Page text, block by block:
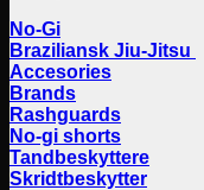
No-Gi
Braziliansk Jiu-Jitsu
Accesories
Brands
Rashguards
No-gi shorts
Tandbeskyttere
Skridtbeskytter